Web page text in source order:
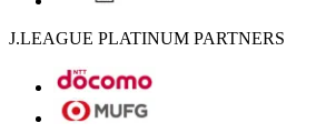
J.LEAGUE PLATINUM PARTNERS